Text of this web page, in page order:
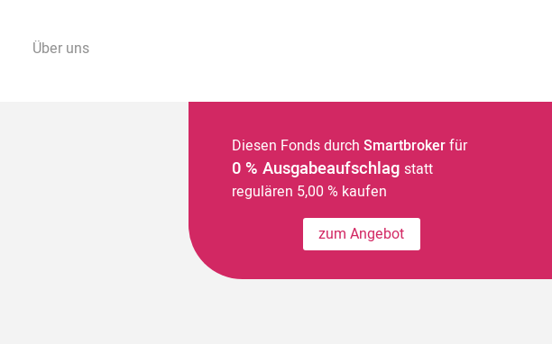
Über uns
Diesen Fonds durch Smartbrokerfür
0 % Ausgabeaufschlag statt
regulären 5,00 % kaufen
zum Angebot